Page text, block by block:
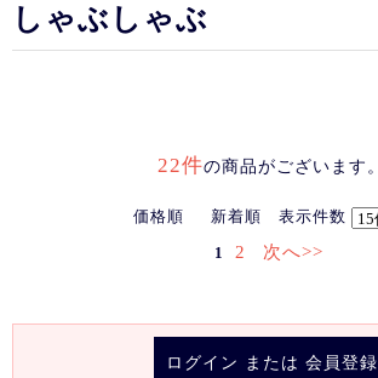
しゃぶしゃぶ
22件の商品がございます。
価格順 新着順 表示件数
1 2 次へ>>
ログイン または 会員登録